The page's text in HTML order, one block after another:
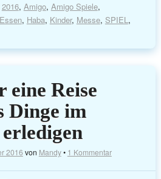
2016, Amigo, Amigo Spiele,
Essen, Haba, Kinder, Messe, SPIEL,
eine Reise
im
2016 von Mandy• 1 Kommentar